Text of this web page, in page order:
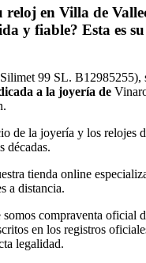
reloj en Villa de
y fiable? Esta es
99 SL. B12985255),
a la joyería de
de la joyería y los relojes
décadas.
tienda online
a distancia.
compraventa oficial
en los registros
legalidad.